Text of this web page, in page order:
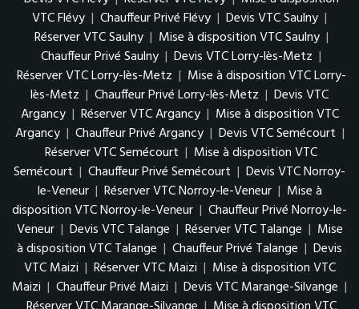
VTC Flévy | Chauffeur Privé Flévy | Devis VTC Saulny |
Réserver VTC Saulny | Mise à disposition VTC Saulny |
Chauffeur Privé Saulny | Devis VTC Lorry-lès-Metz |
Réserver VTC Lorry-lès-Metz | Mise à disposition VTC Lorry-
lès-Metz | Chauffeur Privé Lorry-lès-Metz | Devis VTC
Argancy | Réserver VTC Argancy | Mise à disposition VTC
Argancy | Chauffeur Privé Argancy | Devis VTC Semécourt |
Réserver VTC Semécourt | Mise à disposition VTC
Semécourt | Chauffeur Privé Semécourt | Devis VTC Norroy-
le-Veneur | Réserver VTC Norroy-le-Veneur | Mise à
disposition VTC Norroy-le-Veneur | Chauffeur Privé Norroy-le-
Veneur | Devis VTC Talange | Réserver VTC Talange | Mise
à disposition VTC Talange | Chauffeur Privé Talange | Devis
VTC Maizi | Réserver VTC Maizi | Mise à disposition VTC
Maizi | Chauffeur Privé Maizi | Devis VTC Marange-Silvange |